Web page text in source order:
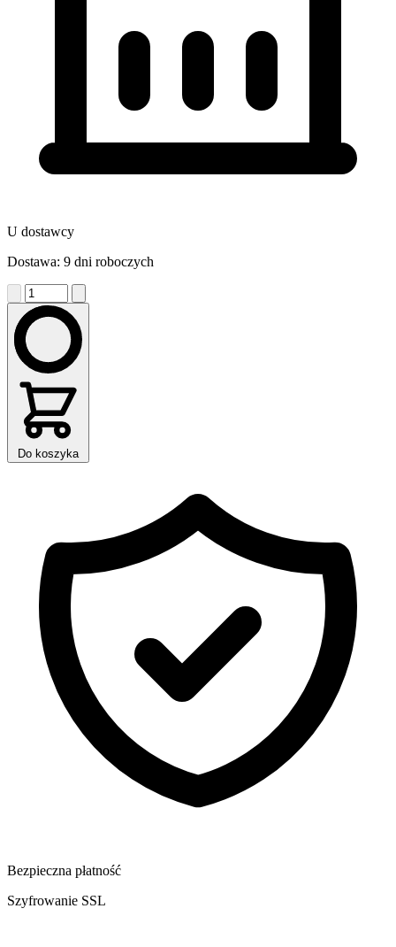
U dostawcy
Dostawa: 9 dni roboczych
Do koszyka
Bezpieczna płatność
Szyfrowanie SSL